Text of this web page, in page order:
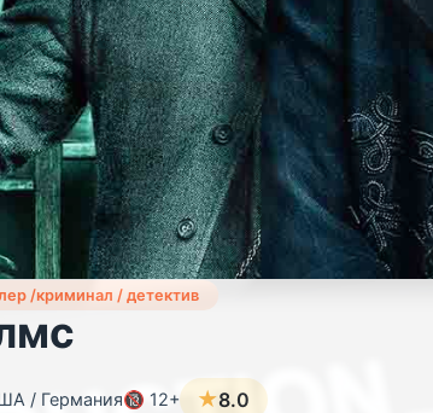
/криминал / детектив
/ Германия🔞 12+ ★8.0